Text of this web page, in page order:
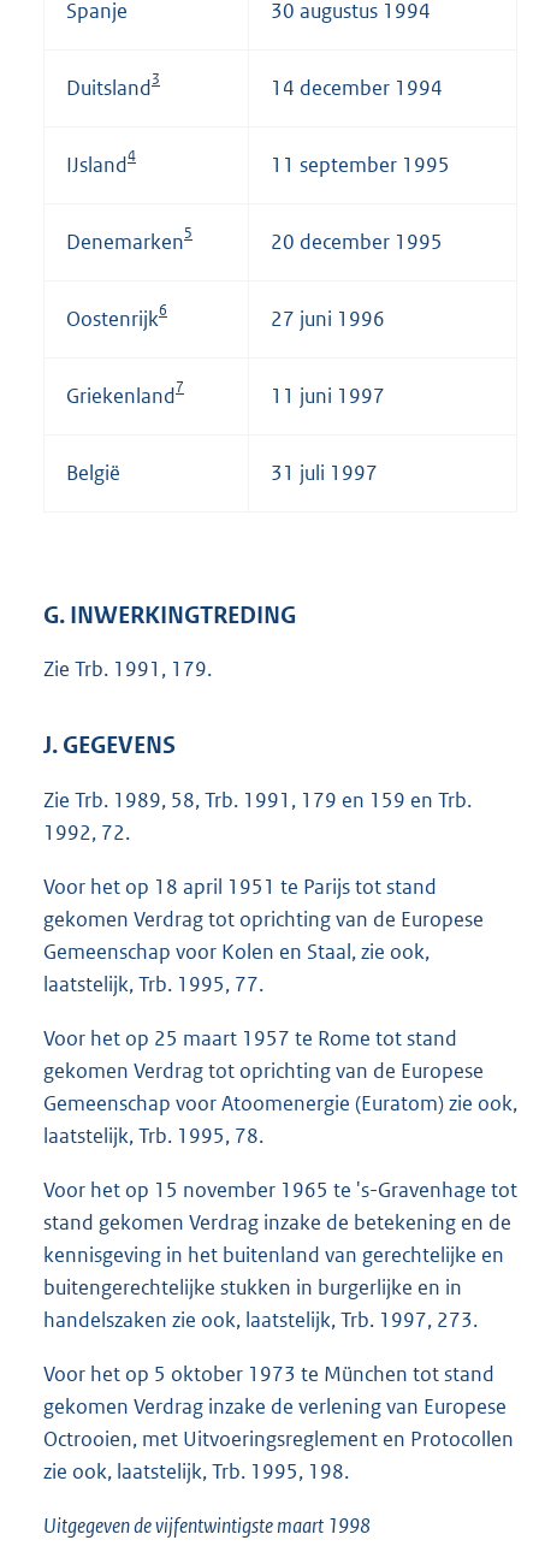
Spanje 30 augustus 1994
Duitsland3 14 december 1994
IJsland4 11 september 1995
Denemarken5 20 december 1995
Oostenrijk6 27 juni 1996
Griekenland7 11 juni 1997
België 31 juli 1997
G. INWERKINGTREDING
Zie Trb. 1991, 179.
J. GEGEVENS
Zie Trb. 1989, 58, Trb. 1991, 179 en 159 en Trb.
1992, 72.
Voor het op 18 april 1951 te Parijs tot stand
gekomen Verdrag tot oprichting van de Europese
Gemeenschap voor Kolen en Staal, zie ook,
laatstelijk, Trb. 1995, 77.
Voor het op 25 maart 1957 te Rome tot stand
gekomen Verdrag tot oprichting van de Europese
Gemeenschap voor Atoomenergie (Euratom) zie ook,
laatstelijk, Trb. 1995, 78.
Voor het op 15 november 1965 te 's-Gravenhage tot
stand gekomen Verdrag inzake de betekening en de
kennisgeving in het buitenland van gerechtelijke en
buitengerechtelijke stukken in burgerlijke en in
handelszaken zie ook, laatstelijk, Trb. 1997, 273.
Voor het op 5 oktober 1973 te München tot stand
gekomen Verdrag inzake de verlening van Europese
Octrooien, met Uitvoeringsreglement en Protocollen
zie ook, laatstelijk, Trb. 1995, 198.
Uitgegeven de vijfentwintigste maart 1998